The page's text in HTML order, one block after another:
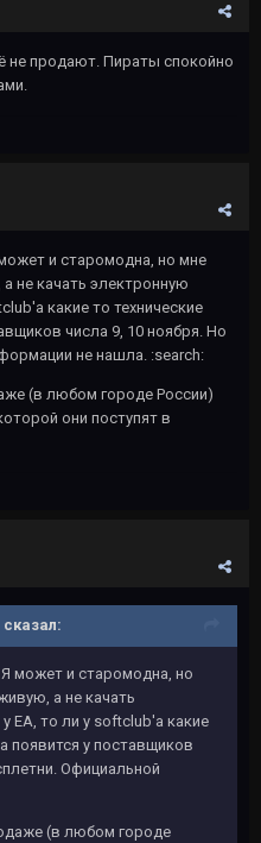
не продают. Пираты спокойно
и старомодна, но мне
не качать электронную
какие то технические
числа 9, 10 ноября. Но
не нашла. :search:
(в любом городе России)
они поступят в
сказал:
Я может и старомодна, но
а не качать
EA, то ли у softclub'а какие
появится у поставщиков
Официальной
(в любом городе